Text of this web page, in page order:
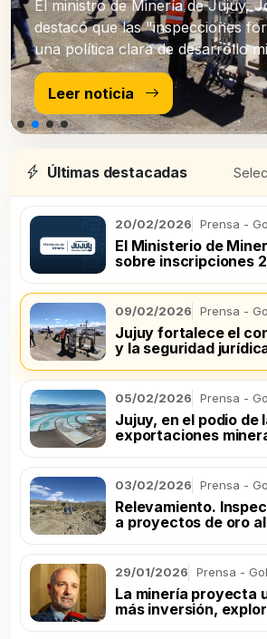
El ministro de Minería de Jujuy,
destacó que las "inspecciones
una política clara de desarrollo
control ambiental efectivo".
Leer noticia
Últimas destacadas
20/02/2026 Prensa -
El Ministerio de
sobre inscripciones
09/02/2026 Prensa -
Jujuy fortalece el
y la seguridad
05/02/2026 Prensa -
Jujuy, en el podio de
exportaciones
03/02/2026 Prensa -
Relevamiento.
a proyectos de oro
29/01/2026 Prensa -
La minería proyecta
más inversión,